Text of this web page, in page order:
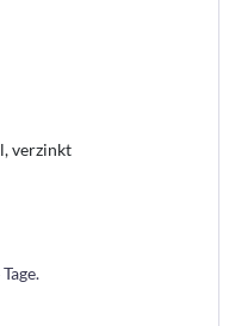
verzinkt